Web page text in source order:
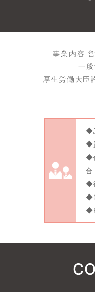
事業内容
一
厚生労働大
◆
◆
◆
合
◆
◆